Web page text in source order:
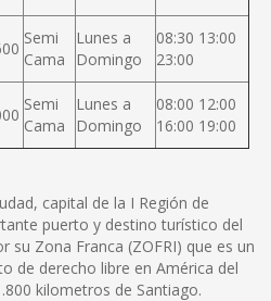
Semi
Cama
Lunes a
Domingo
08:30 13:00
23:00
Semi
Cama
Lunes a
Domingo
08:00 12:00
16:00 19:00
capital de la I Región de
puerto y destino turístico del
su Zona Franca (ZOFRI) que es un
de derecho libre en América del
kilometros de Santiago.